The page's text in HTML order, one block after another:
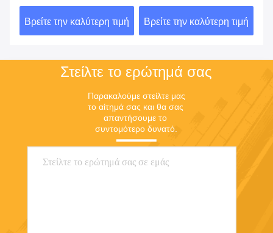
αποτυπωμάτων
Βρείτε την καλύτερη τιμή
ενσωματωμένη την
εκτυπωτής μπαταρία
Βρείτε την καλύτερη τιμή
Στείλτε το ερώτημά σας
Παρακαλούμε στείλτε μας
το αίτημά σας και θα σας
απαντήσουμε το
συντομότερο δυνατό.